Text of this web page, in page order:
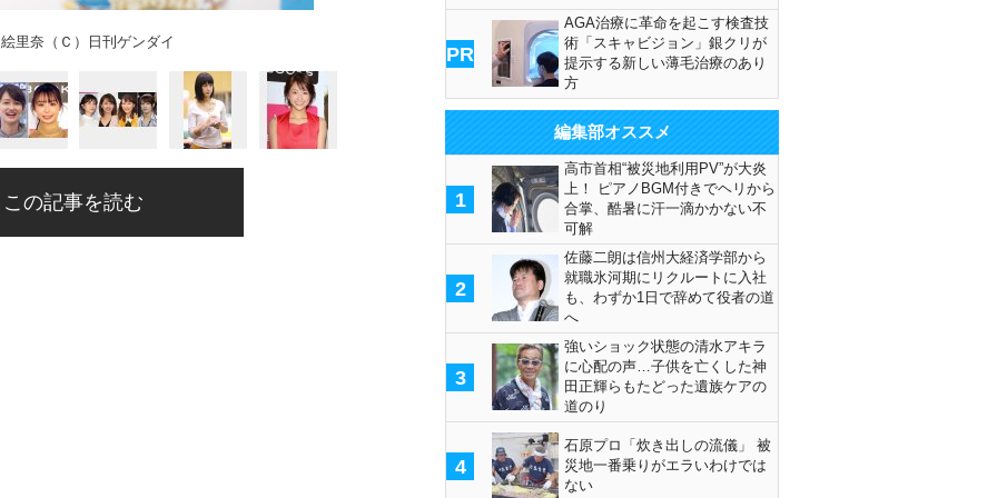
里奈（Ｃ）日刊ゲンダイ
この記事を読む
PR
AGA治療に革命を起こす検査技
術「スキャビジョン」銀クリが
提示する新しい薄毛治療のあり
方
編集部オススメ
1
高市首相“被災地利用PV”が大炎
上！ ピアノBGM付きでヘリから
合掌、酷暑に汗一滴かかない不
可解
2
佐藤二朗は信州大経済学部から
就職氷河期にリクルートに入社
も、わずか1日で辞めて役者の道
へ
3
強いショック状態の清水アキラ
に心配の声…子供を亡くした神
田正輝らもたどった遺族ケアの
道のり
4
石原プロ「炊き出しの流儀」 被
災地一番乗りがエラいわけでは
ない